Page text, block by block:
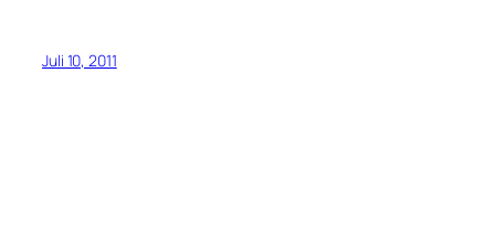
Juli 10, 2011